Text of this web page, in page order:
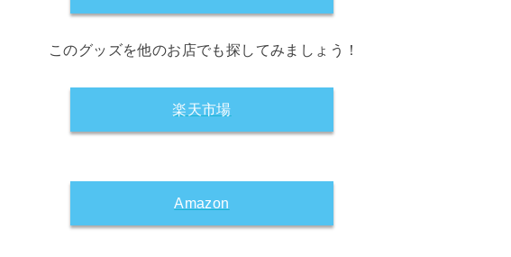
このグッズを他のお店でも探してみましょう！
楽天市場
Amazon